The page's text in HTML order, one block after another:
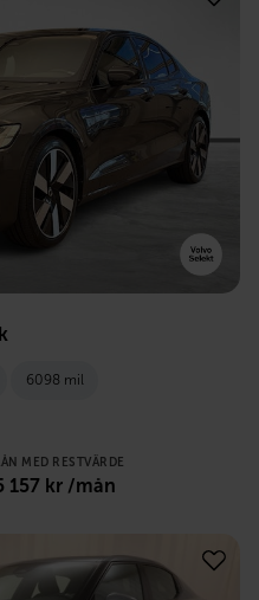
6098 mil
MED RESTVÄRDE
157 kr /mån